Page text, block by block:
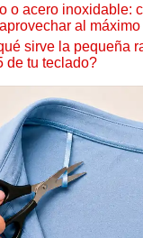
o acero inoxidable:
al
sirve la pequeña
de tu teclado?